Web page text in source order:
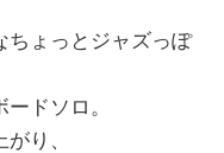
ちょっとジャズっぽ
ドソロ。
り、